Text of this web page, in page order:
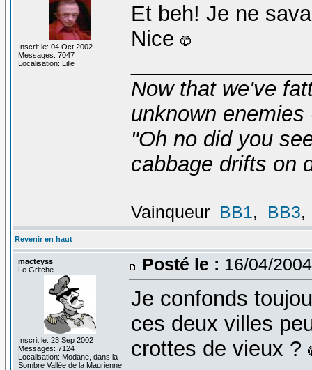
Inscrit le: 04 Oct 2002
Messages: 7047
Localisation: Lille
Et beh! Je ne
Nice
Now that we've
unknown
"Oh no did you
cabbage drifts on
Vainqueur BB1, BB3,
Revenir en haut
macteyss
Le Gritche
Inscrit le: 23 Sep 2002
Messages: 7124
Localisation: Modane, dans la
Sombre Vallée de la Maurienne
Posté le : 16/04/
Je confonds
ces deux villes
crottes de vieux ?